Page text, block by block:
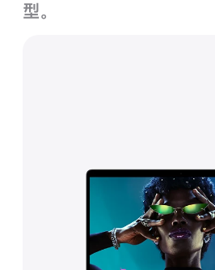
型。